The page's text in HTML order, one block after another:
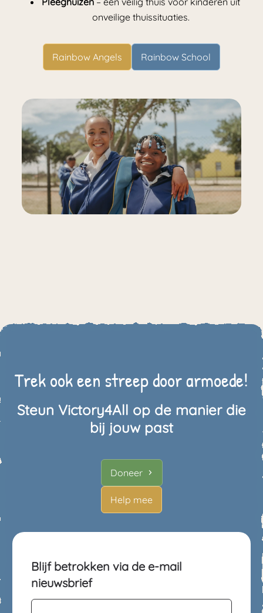
onveilige thuissituaties.
Rainbow Angels Rainbow School
Trek ook een streep door armoede!
Steun Victory4All op de manier die
bij jouw past
Doneer
Help mee
Blijf betrokken via de e-mail
nieuwsbrief
Naam